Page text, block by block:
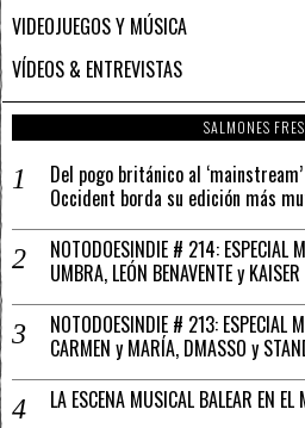
VIDEOJUEGOS Y MÚSICA
VÍDEOS & ENTREVISTAS
SALMONES
Del pogo británico al
Occident borda su edición más
NOTODOESINDIE # 214: ESPECIAL
UMBRA, LEÓN BENAVENTE y
NOTODOESINDIE # 213: ESPECIAL
CARMEN y MARÍA, DMASSO y
LA ESCENA MUSICAL BALEAR EN